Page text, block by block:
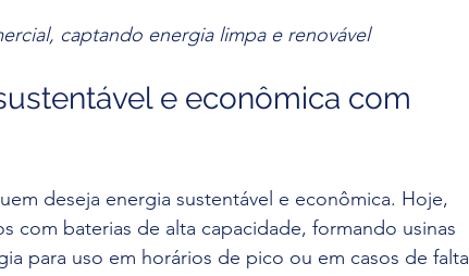
captando energia limpa e renovável
e econômica com
deseja energia sustentável e econômica. Hoje,
com baterias de alta capacidade, formando usinas
para uso em horários de pico ou em casos de falta